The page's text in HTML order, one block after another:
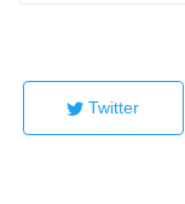
Twitter